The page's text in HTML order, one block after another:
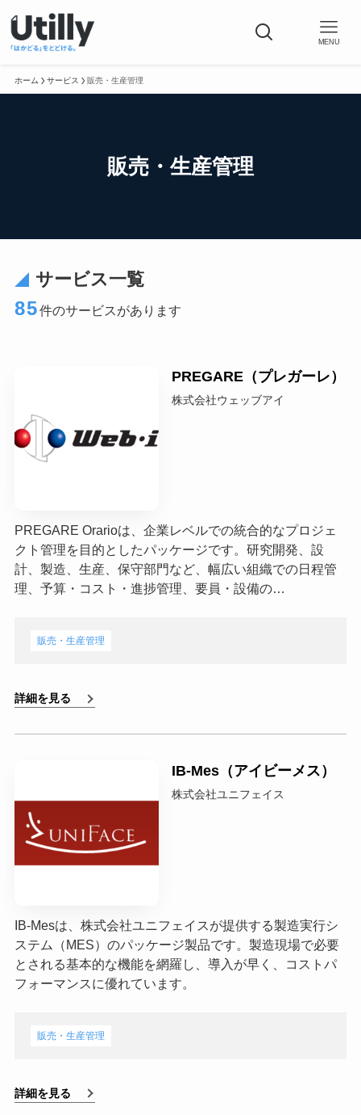
MENU
ホーム サービス 販売・生産管理
販売・生産管理
サービス一覧
85件のサービスがあります
PREGARE（プレガーレ）
株式会社ウェッブアイ
PREGARE Orarioは、企業レベルでの統合的なプロジェ
クト管理を目的としたパッケージです。研究開発、設
計、製造、生産、保守部門など、幅広い組織での日程管
理、予算・コスト・進捗管理、要員・設備の…
販売・生産管理
詳細を見る
IB-Mes（アイビーメス）
株式会社ユニフェイス
IB-Mesは、株式会社ユニフェイスが提供する製造実行シ
ステム（MES）のパッケージ製品です。製造現場で必要
とされる基本的な機能を網羅し、導入が早く、コストパ
フォーマンスに優れています。
販売・生産管理
詳細を見る